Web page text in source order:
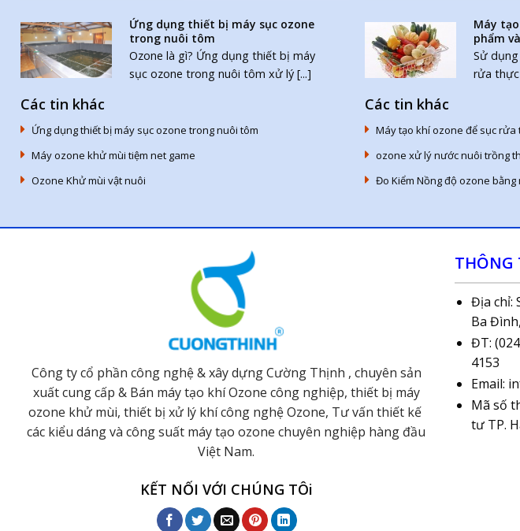
Ứng dụng thiết bị máy sục ozone
trong nuôi tôm
Ozone là gì? Ứng dụng thiết bị máy
sục ozone trong nuôi tôm xử lý [...]
Các tin khác
Ứng dụng thiết bị máy sục ozone trong nuôi tôm
Máy ozone khử mùi tiệm net game
Ozone Khử mùi vật nuôi
Máy
phẩm
Sử
rửa
Các tin khác
Máy tạo khí ozone để sục
ozone xử lý nước nuôi trồng
Đo Kiểm Nồng độ ozone
Công ty cổ phần công nghệ & xây dựng Cường Thịnh , chuyên sản
xuất cung cấp & Bán máy tạo khí Ozone công nghiệp, thiết bị máy
ozone khử mùi, thiết bị xử lý khí công nghệ Ozone, Tư vấn thiết kế
các kiểu dáng và công suất máy tạo ozone chuyên nghiệp hàng đầu
Việt Nam.
KẾT NỐI VỚI CHÚNG TÔi
THÔNG
Địa chỉ:
Ba
ĐT:
4153
Email:
Mã số
tư TP.